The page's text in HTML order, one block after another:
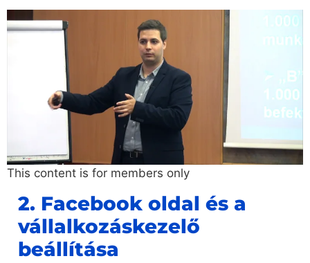
This content is for members only
2. Facebook oldal és a
vállalkozáskezelő
beállítása